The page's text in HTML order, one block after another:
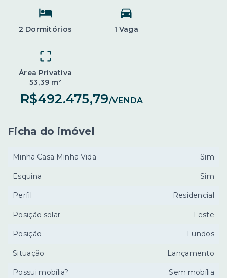
2 Dormitórios 1 Vaga
Área Privativa
53,39 m²
R$492.475,79/VENDA
Ficha do imóvel
Minha Casa Minha Vida Sim
Esquina Sim
Perfil Residencial
Posição solar Leste
Posição Fundos
Situação Lançamento
Possui mobília? Sem mobília